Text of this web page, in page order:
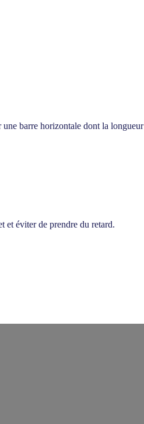
une barre horizontale dont la longueur
et éviter de prendre du retard.